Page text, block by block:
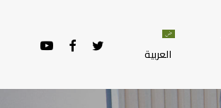
العربية
TWITTER
FACEBOOK
YOUTUBE